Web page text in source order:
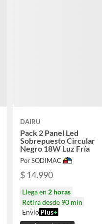
DAIRU
Pack 2 Panel Led
Sobrepuesto Circular
Negro 18W Luz Fría
Por SODIMAC
$ 14.990
Llega en 2 horas
Retira desde 90 min
EnvíoPlus+